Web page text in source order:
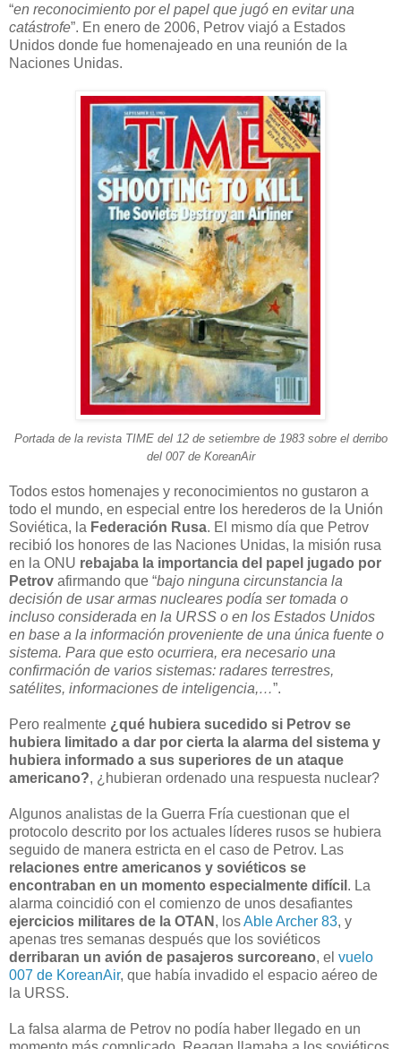
“en reconocimiento por el papel que jugó en evitar una
catástrofe”. En enero de 2006, Petrov viajó a Estados
Unidos donde fue homenajeado en una reunión de la
Naciones Unidas.
Portada de la revista TIME del 12 de setiembre de 1983 sobre el derribo
del 007 de KoreanAir
Todos estos homenajes y reconocimientos no gustaron a
todo el mundo, en especial entre los herederos de la Unión
Soviética, la Federación Rusa. El mismo día que Petrov
recibió los honores de las Naciones Unidas, la misión rusa
en la ONU rebajaba la importancia del papel jugado por
Petrov afirmando que “bajo ninguna circunstancia la
decisión de usar armas nucleares podía ser tomada o
incluso considerada en la URSS o en los Estados Unidos
en base a la información proveniente de una única fuente o
sistema. Para que esto ocurriera, era necesario una
confirmación de varios sistemas: radares terrestres,
satélites, informaciones de inteligencia,…”.
Pero realmente ¿qué hubiera sucedido si Petrov se
hubiera limitado a dar por cierta la alarma del sistema y
hubiera informado a sus superiores de un ataque
americano?, ¿hubieran ordenado una respuesta nuclear?
Algunos analistas de la Guerra Fría cuestionan que el
protocolo descrito por los actuales líderes rusos se hubiera
seguido de manera estricta en el caso de Petrov. Las
relaciones entre americanos y soviéticos se
encontraban en un momento especialmente difícil . La
alarma coincidió con el comienzo de unos desafiantes
ejercicios militares de la OTAN , losAble Archer 83, y
apenas tres semanas después que los soviéticos
derribaran un avión de pasajeros surcoreano, el vuelo
007 de KoreanAir, que había invadido el espacio aéreo de
la URSS.
La falsa alarma de Petrov no podía haber llegado en un